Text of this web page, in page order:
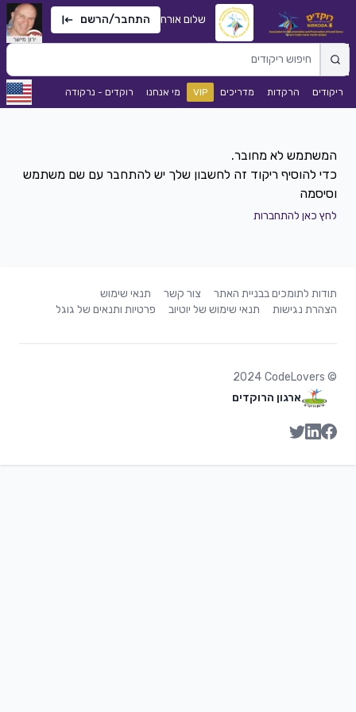
שלום אורח התחבר/הרשם
ריקודים הרקדות מדריכים VIP מי אנחנו רוקדים - נרקודה
כדי להוסיף ריקוד זה לחשבון שלך יש להתחבר עם שם משתמש
וסיסמה
לחץ כאן להתחברות
תודות לתומכים בבניית האתר צור קשר
תנאי שימוש
הצהרת נגישות
תנאי שימוש של יוטיוב פרטיות ותנאים של גוגל
©
2024 CodeLovers
ארגון הרוקדים